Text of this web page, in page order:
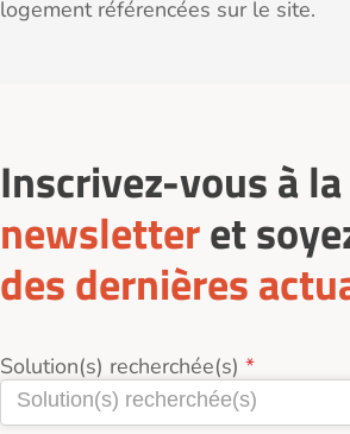
logement référencées sur le site.
Inscrivez-vous à la
newsletteret
des dernières
Solution(s) recherchée(s)